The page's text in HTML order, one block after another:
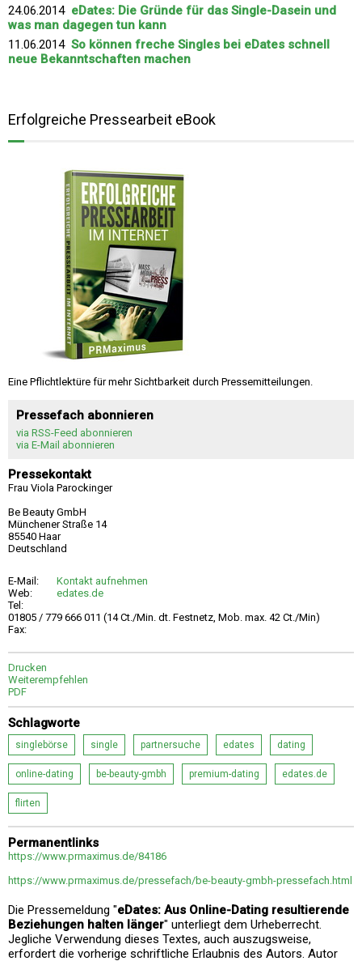
24.06.2014 eDates: Die Gründe für das Single-Dasein und
was man dagegen tun kann
11.06.2014 So können freche Singles bei eDates schnell
neue Bekanntschaften machen
Erfolgreiche Pressearbeit eBook
Eine Pflichtlektüre für mehr Sichtbarkeit durch Pressemitteilungen.
Pressefach abonnieren
via RSS-Feed abonnieren
via E-Mail abonnieren
Pressekontakt
Frau Viola Parockinger
Be Beauty GmbH
Münchener Straße 14
85540 Haar
Deutschland
E-Mail:
Kontakt aufnehmen
Web:
edates.de
Tel:
01805 / 779 666 011 (14 Ct./Min. dt. Festnetz, Mob. max. 42 Ct./Min)
Fax:
Drucken
Weiterempfehlen
PDF
Schlagworte
singlebörse single partnersuche edates dating
online-dating be-beauty-gmbh premium-dating edates.de
flirten
Permanentlinks
https://www.prmaximus.de/84186
https://www.prmaximus.de/pressefach/be-beauty-gmbh-pressefach.html
Die Pressemeldung "eDates: Aus Online-Dating resultierende
Beziehungen halten länger" unterliegt dem Urheberrecht.
Jegliche Verwendung dieses Textes, auch auszugsweise,
erfordert die vorherige schriftliche Erlaubnis des Autors. Autor